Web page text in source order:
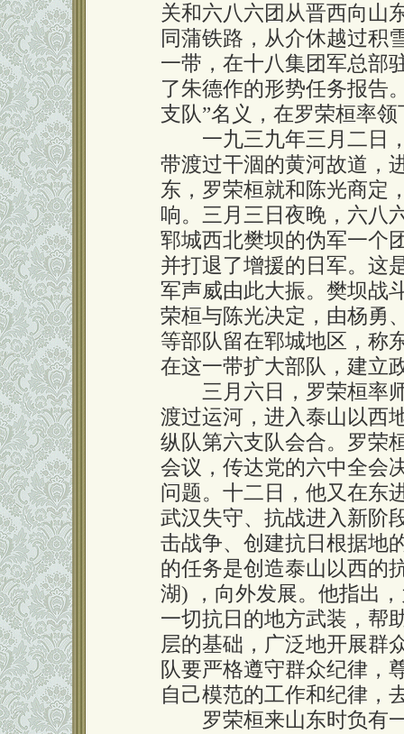
关和六八六团从晋西向山
同蒲铁路，从介休越过积
一带，在十八集团军总部
了朱德作的形势任务报告
支队”名义，在罗荣桓率
一九三九年三月二日，
带渡过干涸的黄河故道，
东，罗荣桓就和陈光商定
响。三月三日夜晚，六八
郓城西北樊坝的伪军一个
并打退了增援的日军。这
军声威由此大振。樊坝战
荣桓与陈光决定，由杨勇
等部队留在郓城地区，称
在这一带扩大部队，建立
三月六日，罗荣桓率师
渡过运河，进入泰山以西
纵队第六支队会合。罗荣
会议，传达党的六中全会
问题。十二日，他又在东
武汉失守、抗战进入新阶
击战争、创建抗日根据地
的任务是创造泰山以西的
湖) ，向外发展。他指出
一切抗日的地方武装，帮
层的基础，广泛地开展群
队要严格遵守群众纪律，
自己模范的工作和纪律，
罗荣桓来山东时负有一